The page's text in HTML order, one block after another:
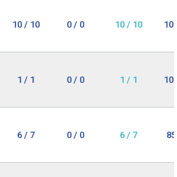
10 / 10 0 / 0 10 / 10
1 / 1 0 / 0 1 / 1
6 / 7 0 / 0 6 / 7